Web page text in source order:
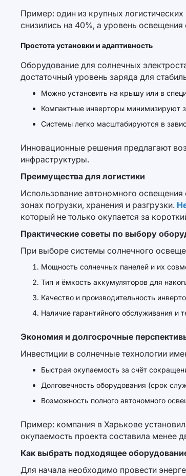
Пример: один из крупных
снизились на 40%, а уровень
Простота установки и адаптивность
Оборудование для солнечных
достаточный уровень заряда для
Можно установить на крышу или в
Компактные инверторы минимизируют
Системы легко масштабируются в
Инновационные решения предлагают
инфраструктуры.
Преимущества для логистики
Использование автономного
зонах погрузки, хранения и разгрузки.
который не только окупается за
Практические советы по выбору
При выборе системы солнечного
Мощность солнечных панелей и их
Тип и ёмкость аккумуляторов для
Качество и производительность
Наличие гарантийного обслуживания и
Экономия и долгосрочные
Инвестиции в солнечные технологии
Быстрая окупаемость за счёт
Долговечность оборудования (срок
Возможность полного автономного
Пример: компания в Харькове
окупаемость проекта составила менее
Как выбрать подходящее
Для начала необходимо провести